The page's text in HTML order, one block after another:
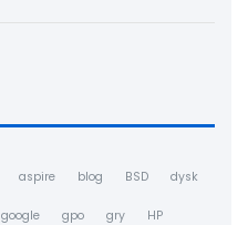
aspire blog BSD dysk
google gpo gry HP